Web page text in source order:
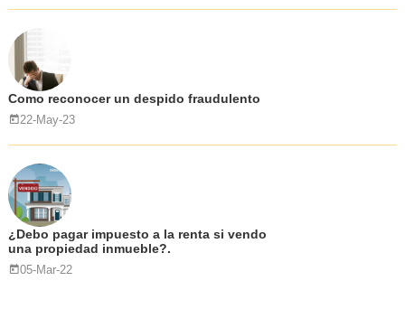
Como reconocer un despido fraudulento
22-May-23
¿Debo pagar impuesto a la renta si vendo
una propiedad inmueble?.
05-Mar-22